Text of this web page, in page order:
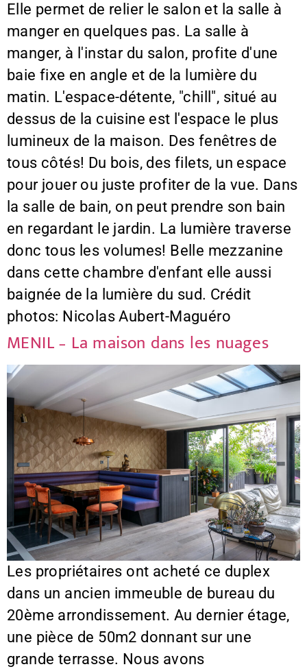
Elle permet de relier le salon et la salle à
manger en quelques pas. La salle à
manger, à l'instar du salon, profite d'une
baie fixe en angle et de la lumière du
matin. L'espace-détente, "chill", situé au
dessus de la cuisine est l'espace le plus
lumineux de la maison. Des fenêtres de
tous côtés! Du bois, des filets, un espace
pour jouer ou juste profiter de la vue. Dans
la salle de bain, on peut prendre son bain
en regardant le jardin. La lumière traverse
donc tous les volumes! Belle mezzanine
dans cette chambre d'enfant elle aussi
baignée de la lumière du sud. Crédit
photos: Nicolas Aubert-Maguéro
MENIL – La maison dans les nuages
Les propriétaires ont acheté ce duplex
dans un ancien immeuble de bureau du
20ème arrondissement. Au dernier étage,
une pièce de 50m2 donnant sur une
grande terrasse. Nous avons